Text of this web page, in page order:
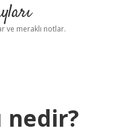
ve meraklı notlar.
nedir?